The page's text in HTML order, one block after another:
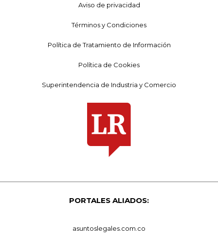
Aviso de privacidad
Términos y Condiciones
Política de Tratamiento de Información
Política de Cookies
Superintendencia de Industria y Comercio
PORTALES ALIADOS:
asuntoslegales.com.co